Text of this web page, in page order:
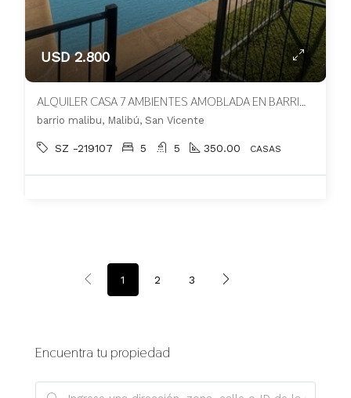
USD 2.800
ALQUILER CASA 7 AMBIENTES AMOBLADA EN BARRIO PRIVADO MALIBU CANNING
barrio malibu, Malibú, San Vicente
SZ -219107 5 5 350.00 CASAS
1 2 3
Encuentra tu propiedad